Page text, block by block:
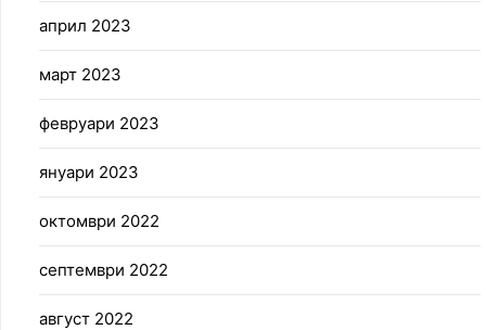
април 2023
март 2023
февруари 2023
януари 2023
октомври 2022
септември 2022
август 2022